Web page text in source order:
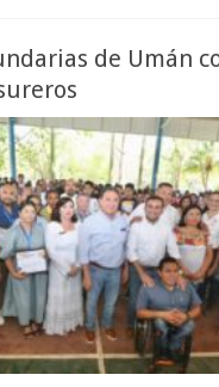
de Umán